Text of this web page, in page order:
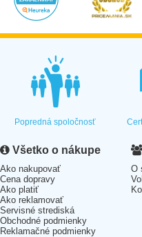
Popredná spoločnosť
Všetko o nákupe
Ako nakupovať
Cena dopravy
Ako platiť
Ako reklamovať
Servisné strediská
Obchodné podmienky
Reklamačné podmienky
O